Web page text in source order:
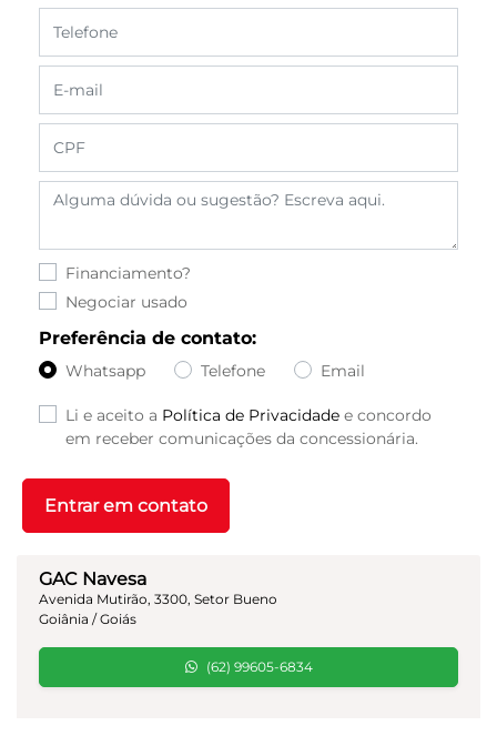
GAC Navesa
Avenida Mutirão, 3300, Setor Bueno
Goiânia / Goiás
(62) 99605-6834
Financiamento?
Negociar usado
Preferência de contato:
Whatsapp Telefone Email
Li e aceito a Política de Privacidade e concordo
em receber comunicações da concessionária.
Entrar em contato